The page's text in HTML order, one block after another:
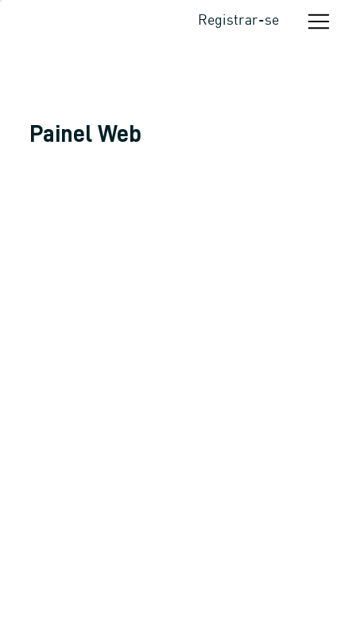
Registrar-se
Painel Web